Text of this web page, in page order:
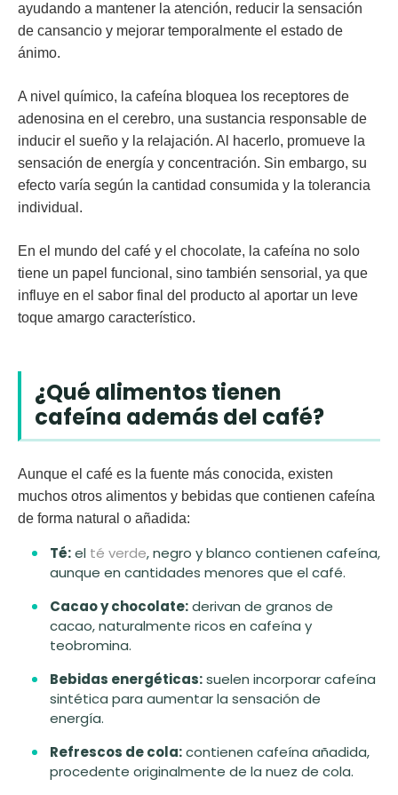
ayudando a mantener la atención, reducir la sensación
de cansancio y mejorar temporalmente el estado de
ánimo.
A nivel químico, la cafeína bloquea los receptores de
adenosina en el cerebro, una sustancia responsable de
inducir el sueño y la relajación. Al hacerlo, promueve la
sensación de energía y concentración. Sin embargo, su
efecto varía según la cantidad consumida y la tolerancia
individual.
En el mundo del café y el chocolate, la cafeína no solo
tiene un papel funcional, sino también sensorial , ya que
influye en el sabor final del producto al aportar un leve
toque amargo característico.
¿Qué alimentos tienen
cafeína además del café?
Aunque el café es la fuente más conocida, existen
muchos otros alimentos y bebidas que contienen cafeína
de forma natural o añadida:
Té:el té verde, negro y blanco contienen cafeína,
aunque en cantidades menores que el café.
Cacao y chocolate:derivan de granos de
cacao, naturalmente ricos en cafeína y
teobromina.
Bebidas energéticas:suelen incorporar cafeína
sintética para aumentar la sensación de
energía.
Refrescos de cola:contienen cafeína añadida,
procedente originalmente de la nuez de cola.